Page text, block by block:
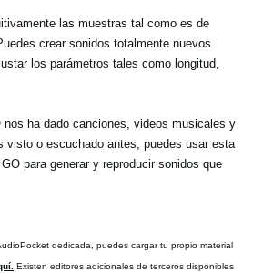
las muestras tal como es de
crear sonidos totalmente nuevos
los parámetros tales como longitud,
nos ha dado canciones, videos musicales y
visto o escuchado antes, puedes usar esta
para generar y reproducir sonidos que
dedicada, puedes cargar tu propio material
Existen editores adicionales de terceros disponibles